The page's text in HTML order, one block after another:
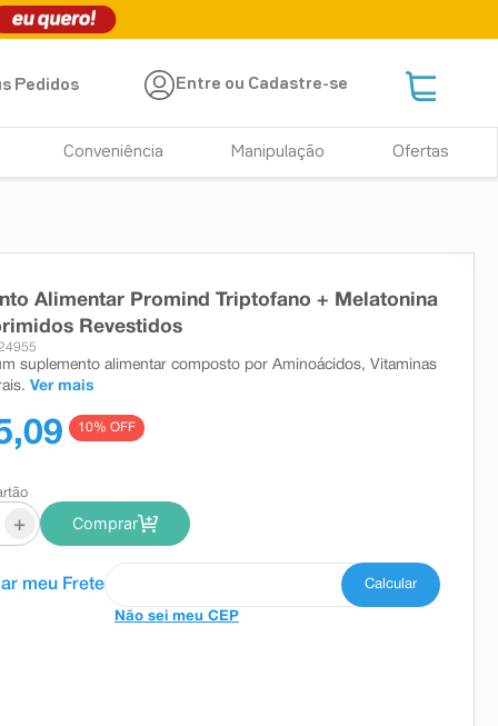
Pedidos Entre ou Cadastre-se
Conveniência Manipulação Ofertas
Alimentar Promind Triptofano + Melatonina
Revestidos
suplemento alimentar composto por Aminoácidos, Vitaminas
Ver mais
10% OFF
+ Comprar
Não sei meu CEP